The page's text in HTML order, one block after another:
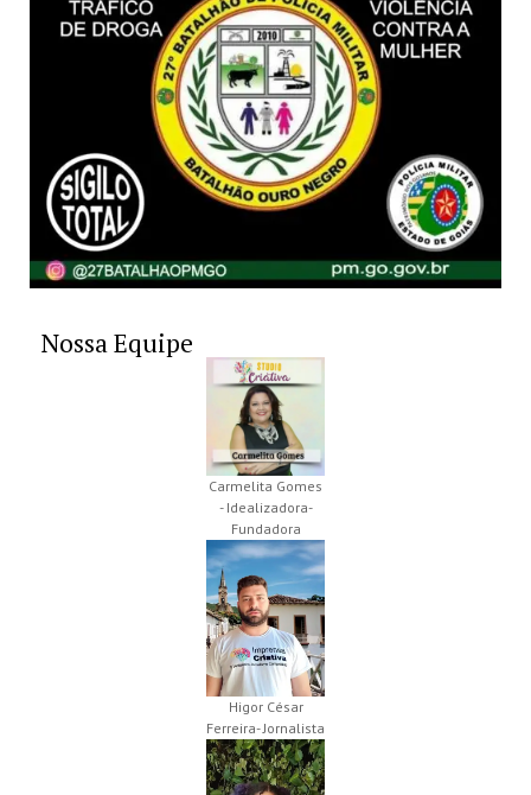
Nossa Equipe
Carmelita Gomes
- Idealizadora-
Fundadora
Higor César
Ferreira- Jornalista